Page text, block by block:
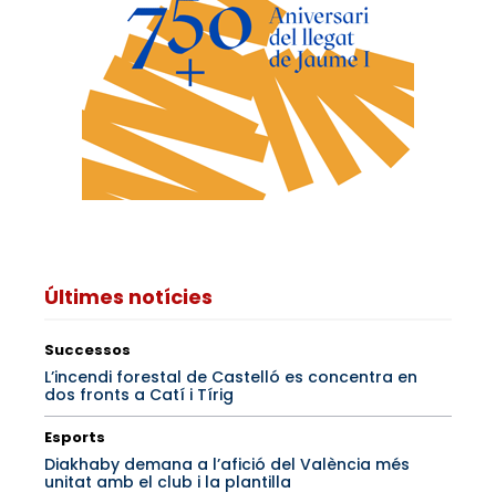
Últimes notícies
Successos
L’incendi forestal de Castelló es concentra en
dos fronts a Catí i Tírig
Esports
Diakhaby demana a l’afició del València més
unitat amb el club i la plantilla